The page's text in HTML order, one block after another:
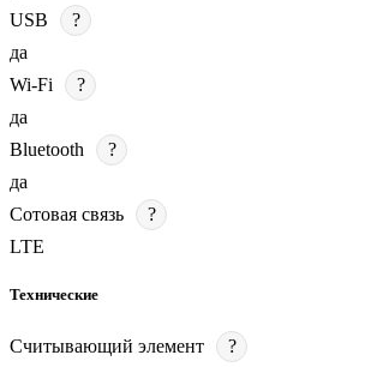
USB
?
да
Wi-Fi
?
да
Bluetooth
?
да
Сотовая связь
?
LTE
Технические
Считывающий элемент
?